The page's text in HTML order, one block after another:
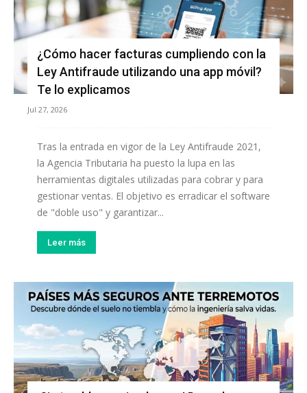
¿Cómo hacer facturas cumpliendo con la
Ley Antifraude utilizando una app móvil?
Te lo explicamos
Jul 27, 2026
Tras la entrada en vigor de la Ley Antifraude 2021,
la Agencia Tributaria ha puesto la lupa en las
herramientas digitales utilizadas para cobrar y para
gestionar ventas. El objetivo es erradicar el software
de "doble uso" y garantizar...
Leer más